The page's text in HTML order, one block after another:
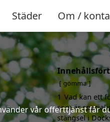
Städer Om /
vår offerttjänst får
gömma
1 Vad kan ett
som är
stängsel i